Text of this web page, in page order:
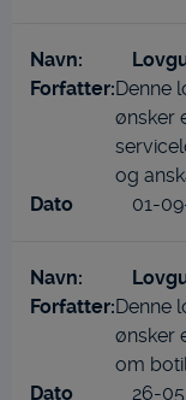
Denne
ønsker
og
01-
Denne
ønsker
om
26-